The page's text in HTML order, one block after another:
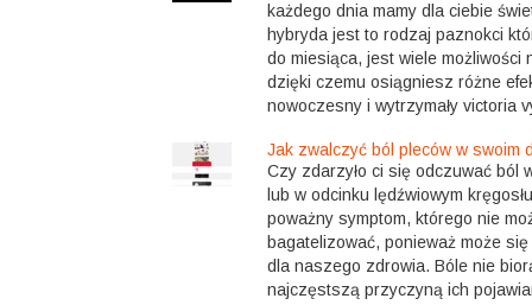
każdego dnia mamy dla ciebie
hybryda jest to rodzaj paznokci
do miesiąca, jest wiele możliwości
dzięki czemu osiągniesz różne
nowoczesny i wytrzymały victoria
Jak zwalczyć ból pleców w swoim
Czy zdarzyło ci się odczuwać ból
lub w odcinku lędźwiowym
poważny symptom, którego nie
bagatelizować, ponieważ może
dla naszego zdrowia. Bóle nie
najczęstszą przyczyną ich